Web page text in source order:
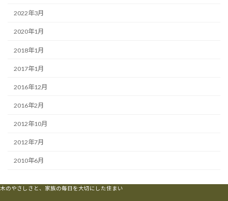
2022年3月
2020年1月
2018年1月
2017年1月
2016年12月
2016年2月
2012年10月
2012年7月
2010年6月
木のやさしさと、家族の毎日を大切にした住まい